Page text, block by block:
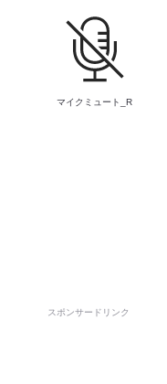
マイクミュート_R
スポンサードリンク